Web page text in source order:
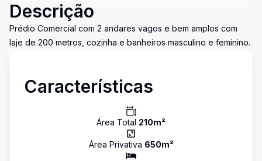
Descrição
Prédio Comercial com 2 andares vagos e bem amplos com
laje de 200 metros, cozinha e banheiros masculino e feminino.
Características
Área Total 210m²
Área Privativa 650m²